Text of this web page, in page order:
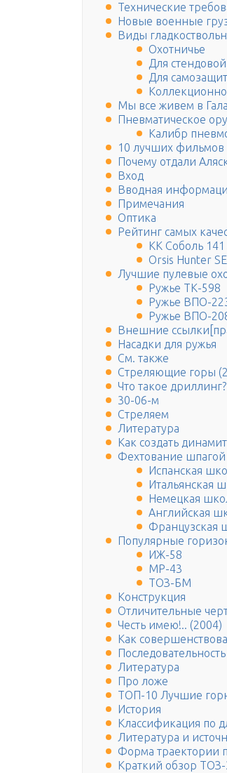
Технические
Новые военные
Виды
Охотничье
Для
Для
Мы все живем в
Пневматическое
Калибр
10 лучших фильмов
Почему отдали
Вход
Вводная
Примечания
Оптика
Рейтинг самых
КК Соболь 141
Orsis Hunter
Лучшие пулевые
Ружье ТК-598
Ружье ВПО-
Ружье ВПО-
Внешние
Насадки для ружья
См. также
Стреляющие горы
Что такое
30-06-м
Стреляем
Литература
Как создать
Фехтование шпагой
Испанская
Итальянская
Немецкая
Английская
Французская
Популярные
ИЖ-58
МР-43
ТОЗ-БМ
Конструкция
Отличительные
Честь имею!.. (2004)
Как
Литература
Про ложе
ТОП-10 Лучшие
История
Классификация по
Литература и
Форма траектории
Краткий обзор